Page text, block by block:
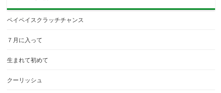
ペイペイスクラッチチャンス
７月に入って
生まれて初めて
クーリッシュ